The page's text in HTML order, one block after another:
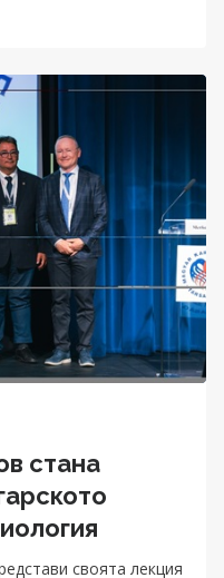
стана
своята лекция